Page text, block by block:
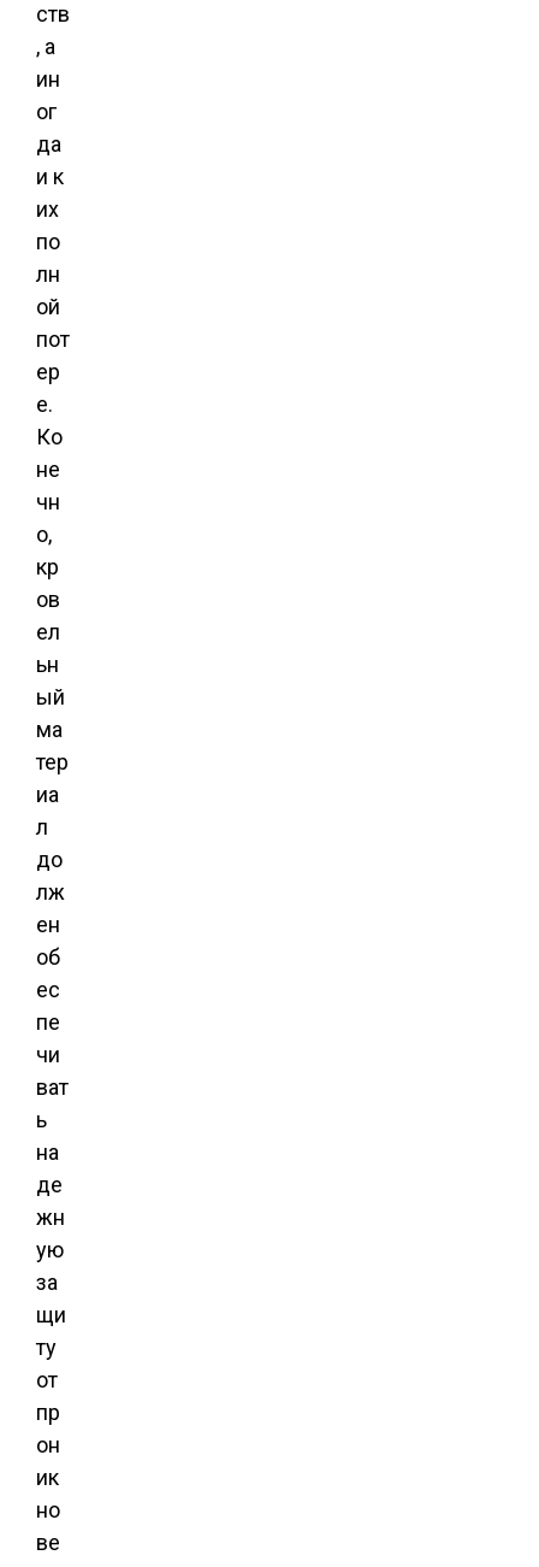
ств
, а
ин
ог
да
и к
их
по
лн
ой
пот
ер
е.
Ко
не
чн
о,
кр
ов
ел
ьн
ый
ма
тер
иа
л
до
лж
ен
об
ес
пе
чи
ват
ь
на
де
жн
ую
за
щи
ту
от
пр
он
ик
но
ве